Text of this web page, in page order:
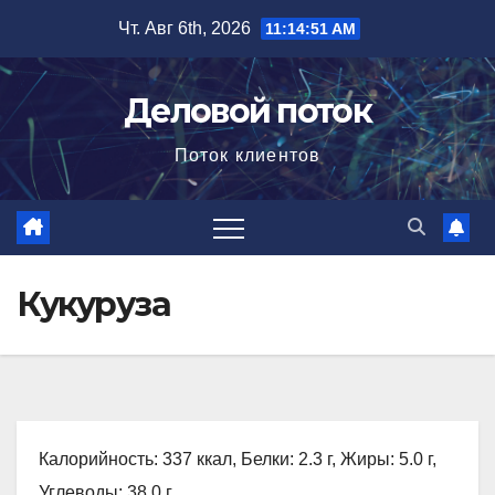
содержимому
Чт. Авг 6th, 2026 11:14:52 AM
Деловой поток
Поток клиентов
Кукуруза
Калорийность: 337 ккал, Белки: 2.3 г, Жиры: 5.0 г,